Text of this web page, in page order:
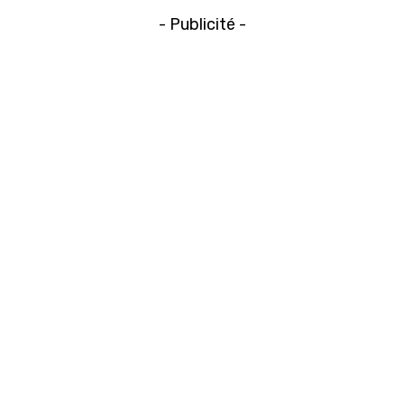
- Publicité -